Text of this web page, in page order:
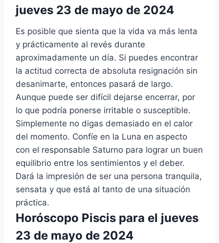
jueves 23 de mayo de 2024
Es posible que sienta que la vida va más lenta
y prácticamente al revés durante
aproximadamente un día. Si puedes encontrar
la actitud correcta de absoluta resignación sin
desanimarte, entonces pasará de largo.
Aunque puede ser difícil dejarse encerrar, por
lo que podría ponerse irritable o susceptible.
Simplemente no digas demasiado en el calor
del momento. Confíe en la Luna en aspecto
con el responsable Saturno para lograr un buen
equilibrio entre los sentimientos y el deber.
Dará la impresión de ser una persona tranquila,
sensata y que está al tanto de una situación
práctica.
Horóscopo Piscis para el jueves
23 de mayo de 2024